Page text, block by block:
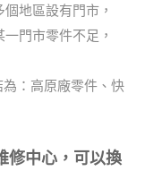
地區設有門市，
門市零件不足，
：高原廠零件、快
修中心，可以換